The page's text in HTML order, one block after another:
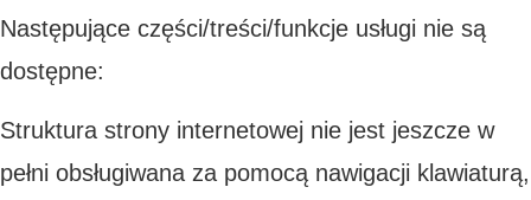
Następujące części/treści/funkcje usługi nie są
dostępne:
Struktura strony internetowej nie jest jeszcze w
pełni obsługiwana za pomocą nawigacji klawiaturą,